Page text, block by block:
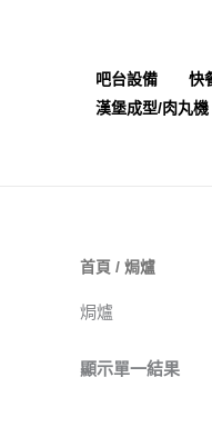
吧台設備 快
漢堡成型/肉丸機
首頁 / 焗爐
焗爐
顯示單一結果